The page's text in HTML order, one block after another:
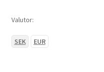
Valutor:
SEK EUR